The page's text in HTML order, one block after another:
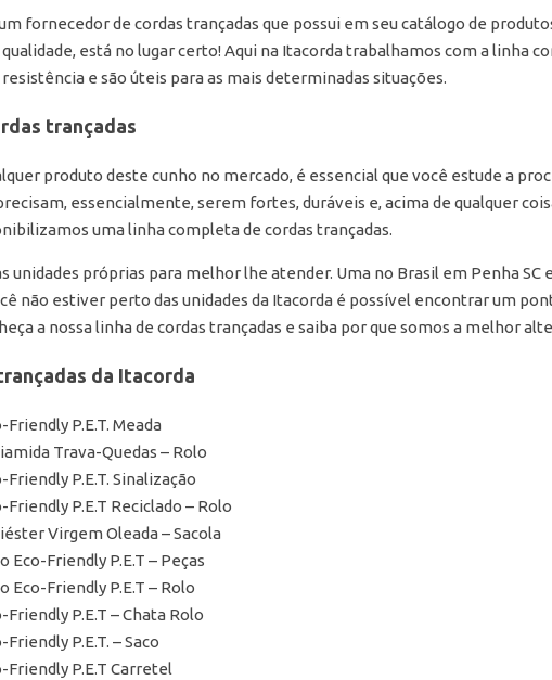
fornecedor de cordas trançadas que possui em seu catálogo de
está no lugar certo! Aqui na Itacorda trabalhamos com a linha
e são úteis para as mais determinadas situações.
trançadas
produto deste cunho no mercado, é essencial que você estude a
essencialmente, serem fortes, duráveis e, acima de qualquer
uma linha completa de cordas trançadas.
unidades próprias para melhor lhe atender. Uma no Brasil em Penha SC
não estiver perto das unidades da Itacorda é possível encontrar um
a nossa linha de cordas trançadas e saiba por que somos a melhor
da Itacorda
Friendly P.E.T. Meada
Trava-Quedas – Rolo
Friendly P.E.T. Sinalização
Friendly P.E.T Reciclado – Rolo
Virgem Oleada – Sacola
Eco-Friendly P.E.T – Peças
Eco-Friendly P.E.T – Rolo
Friendly P.E.T – Chata Rolo
P.E.T. – Saco
Friendly P.E.T Carretel